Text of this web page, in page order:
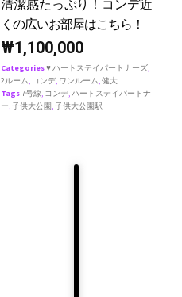
清潔感たっぷり！コンデ近
くの広いお部屋はこちら！
₩1,100,000
Categories♥ ハートステイパートナーズ,
2ルーム, コンデ, ワンルーム,健大
Tags7号線, コンデ,ハートステイパートナ
ー,子供大公園,子供大公園駅